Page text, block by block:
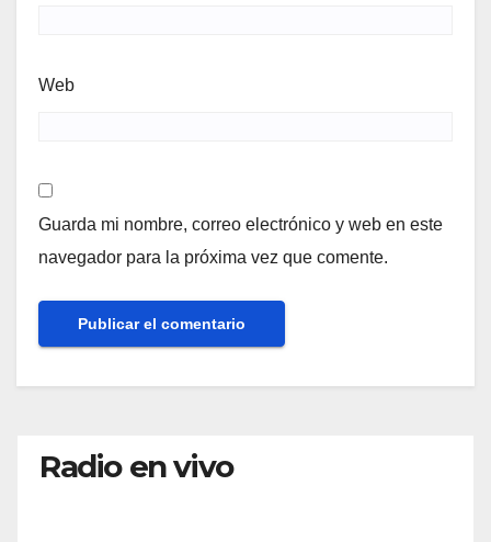
Web
Guarda mi nombre, correo electrónico y web en este
navegador para la próxima vez que comente.
Radio en vivo